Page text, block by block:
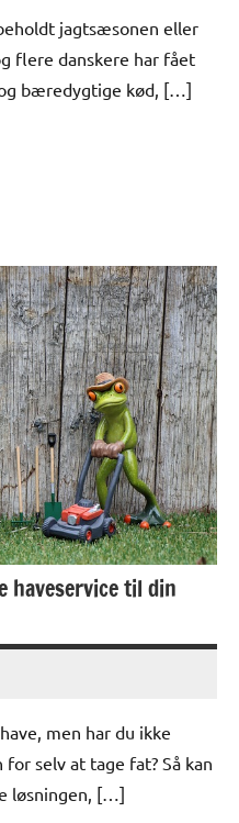
jagtsæsonen eller
flere danskere har fået
bæredygtige kød, […]
haveservice til din
men har du ikke
selv at tage fat? Så kan
løsningen, […]